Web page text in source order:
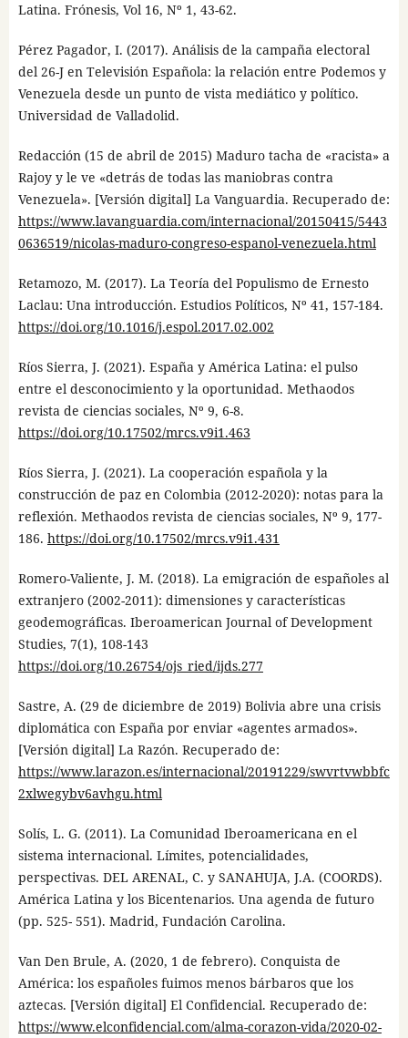
Latina. Frónesis, Vol 16, Nº 1, 43-62.
Pérez Pagador, I. (2017). Análisis de la campaña electoral
del 26-J en Televisión Española: la relación entre Podemos y
Venezuela desde un punto de vista mediático y político.
Universidad de Valladolid.
Redacción (15 de abril de 2015) Maduro tacha de «racista» a
Rajoy y le ve «detrás de todas las maniobras contra
Venezuela». [Versión digital] La Vanguardia. Recuperado de:
https://www.lavanguardia.com/internacional/20150415/5443
0636519/nicolas-maduro-congreso-espanol-venezuela.html
Retamozo, M. (2017). La Teoría del Populismo de Ernesto
Laclau: Una introducción. Estudios Políticos, Nº 41, 157-184.
https://doi.org/10.1016/j.espol.2017.02.002
Ríos Sierra, J. (2021). España y América Latina: el pulso
entre el desconocimiento y la oportunidad. Methaodos
revista de ciencias sociales, Nº 9, 6-8.
https://doi.org/10.17502/mrcs.v9i1.463
Ríos Sierra, J. (2021). La cooperación española y la
construcción de paz en Colombia (2012-2020): notas para la
reflexión. Methaodos revista de ciencias sociales, Nº 9, 177-
186. https://doi.org/10.17502/mrcs.v9i1.431
Romero-Valiente, J. M. (2018). La emigración de españoles al
extranjero (2002-2011): dimensiones y características
geodemográficas. Iberoamerican Journal of Development
Studies, 7(1), 108-143
https://doi.org/10.26754/ojs_ried/ijds.277
Sastre, A. (29 de diciembre de 2019) Bolivia abre una crisis
diplomática con España por enviar «agentes armados».
[Versión digital] La Razón. Recuperado de:
https://www.larazon.es/internacional/20191229/swvrtvwbbfc
2xlwegybv6avhgu.html
Solís, L. G. (2011). La Comunidad Iberoamericana en el
sistema internacional. Límites, potencialidades,
perspectivas. DEL ARENAL, C. y SANAHUJA, J.A. (COORDS).
América Latina y los Bicentenarios. Una agenda de futuro
(pp. 525- 551). Madrid, Fundación Carolina.
Van Den Brule, A. (2020, 1 de febrero). Conquista de
América: los españoles fuimos menos bárbaros que los
aztecas. [Versión digital] El Confidencial. Recuperado de:
https://www.elconfidencial.com/alma-corazon-vida/2020-02-